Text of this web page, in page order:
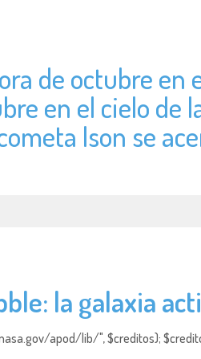
de octubre en
en el cielo de
Ison se
la galaxia
apod/lib/", $creditos);